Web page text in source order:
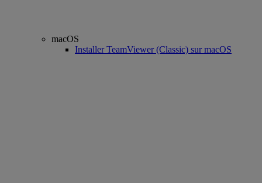
macOS
Installer TeamViewer (Classic) sur macOS